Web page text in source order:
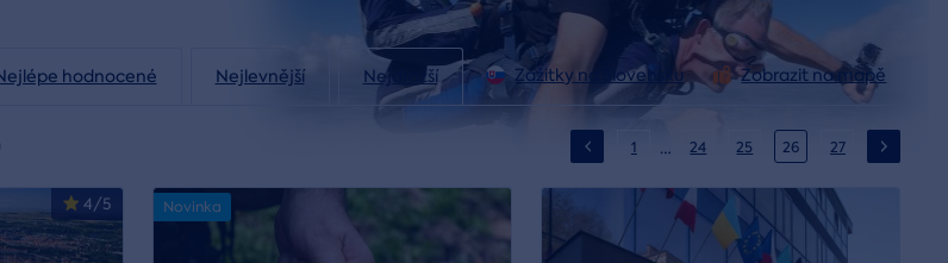
Zobrazit na mapě
Zážitky na Slovensku
hodnocené Nejlevnější Nejdražší
1 … 24 25 26 27
4/5 Novinka